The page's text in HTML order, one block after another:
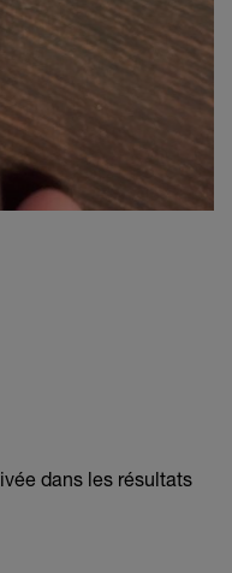
dans les résultats